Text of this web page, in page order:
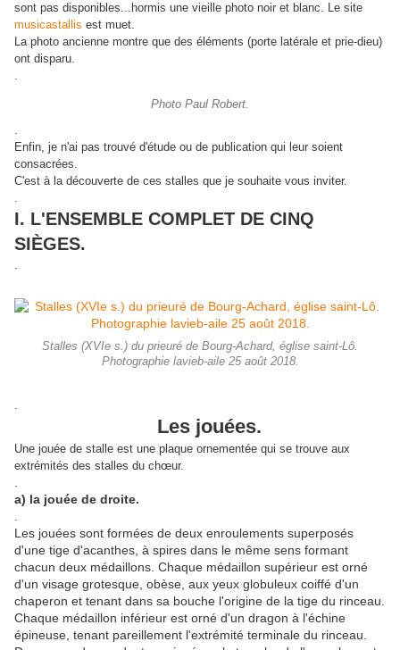
sont pas disponibles...hormis une vieille photo noir et blanc. Le site
musicastallis est muet.
La photo ancienne montre que des éléments (porte latérale et prie-dieu)
ont disparu.
.
Photo Paul Robert.
.
Enfin, je n'ai pas trouvé d'étude ou de publication qui leur soient
consacrées.
C'est à la découverte de ces stalles que je souhaite vous inviter.
.
I. L'ENSEMBLE COMPLET DE CINQ
SIÈGES.
Stalles (XVIe s.) du prieuré de Bourg-Achard, église saint-Lô.
Photographie lavieb-aile 25 août 2018.
Les jouées.
Une jouée de stalle est une plaque ornementée qui se trouve aux
extrémités des stalles du chœur.
a) la jouée de droite.
Les jouées sont formées de deux enroulements superposés
d'une tige d'acanthes, à spires dans le même sens formant
chacun deux médaillons. Chaque médaillon supérieur est orné
d'un visage grotesque, obèse, aux yeux globuleux coiffé d'un
chaperon et tenant dans sa bouche l'origine de la tige du rinceau.
Chaque médaillon inférieur est orné d'un dragon à l'échine
épineuse, tenant pareillement l'extrémité terminale du rinceau.